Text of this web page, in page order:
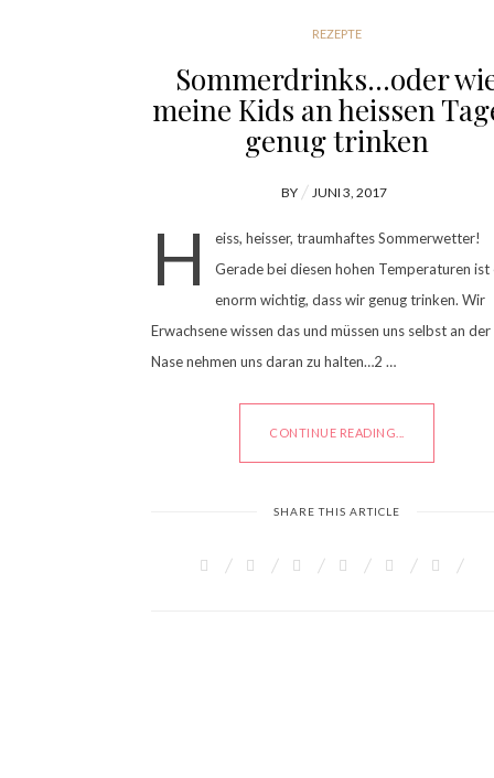
REZEPTE
Sommerdrinks…oder
meine Kids an heissen
genug trinken
BY
POSTED
JUNI 3, 2017
H
eiss, heisser, traumhaftes Sommerwetter!
Gerade bei diesen hohen Temperaturen ist
enorm wichtig, dass wir genug trinken. Wir
Erwachsene wissen das und müssen uns selbst an der
Nase nehmen uns daran zu halten…2 …
CONTINUE READING...
SHARE THIS ARTICLE